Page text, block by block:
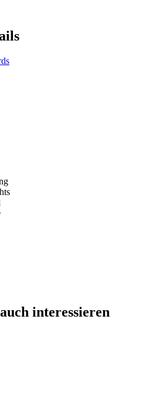
interessieren